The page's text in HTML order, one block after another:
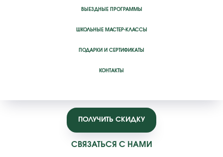
ВЫЕЗДНЫЕ ПРОГРАММЫ
ШКОЛЬНЫЕ МАСТЕР-КЛАССЫ
ПОДАРКИ И СЕРТИФИКАТЫ
КОНТАКТЫ
ПОЛУЧИТЬ СКИДКУ
СВЯЗАТЬСЯ С НАМИ